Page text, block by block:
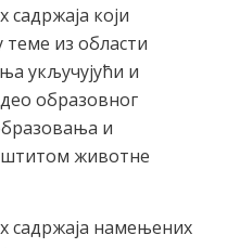
који
из области
укључујући и
образовног
и
животне
садржаја намењених